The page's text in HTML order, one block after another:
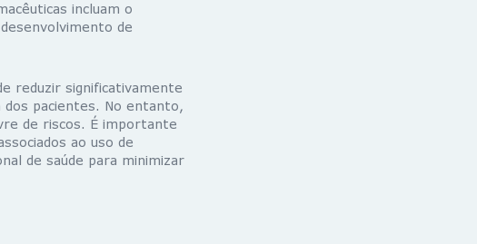
incluam o
de
reduzir significativamente
dos pacientes. No entanto,
de riscos. É importante
ao uso de
de saúde para minimizar